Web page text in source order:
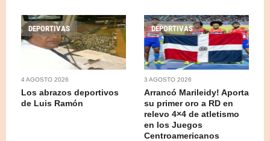
DEPORTIVAS
4 AGOSTO 2026
Los abrazos deportivos
de Luis Ramón
DEPORTIVAS
3 AGOSTO 2026
Arrancó Marileidy! Aporta
su primer oro a RD en
relevo 4×4 de atletismo
en los Juegos
Centroamericanos